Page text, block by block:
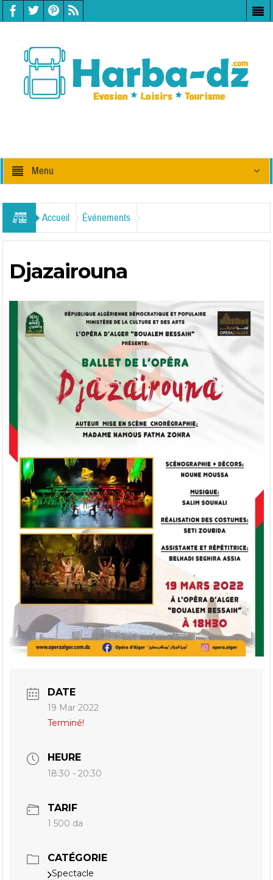
Menu
Accueil Événements
Djazairouna
DATE
19 Mar 2022
Terminé!
HEURE
18:30 - 20:30
TARIF
1 500 da
CATÉGORIE
Spectacle